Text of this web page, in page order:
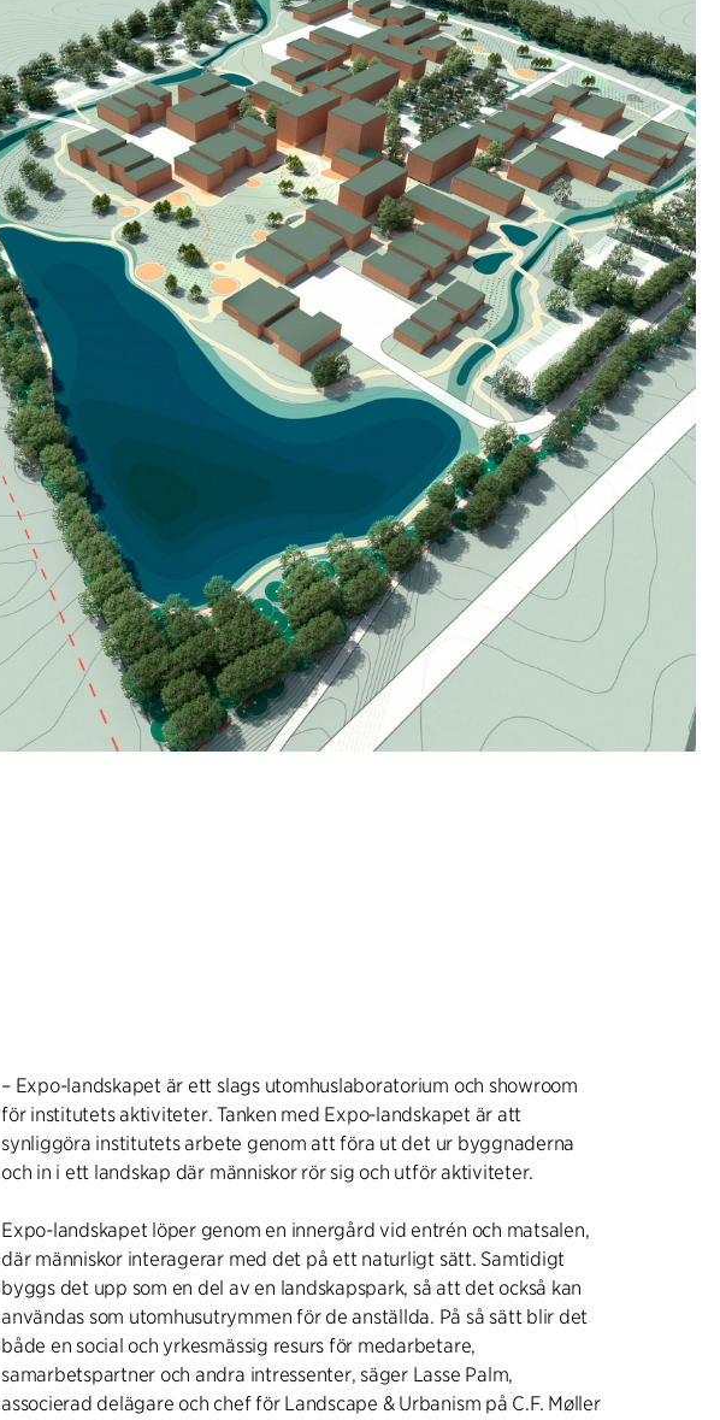
– Expo-landskapet är ett slags utomhuslaboratorium och showroom
för institutets aktiviteter. Tanken med Expo-landskapet är att
synliggöra institutets arbete genom att föra ut det ur byggnaderna
och in i ett landskap där människor rör sig och utför aktiviteter.
Expo-landskapet löper genom en innergård vid entrén och matsalen,
där människor interagerar med det på ett naturligt sätt. Samtidigt
byggs det upp som en del av en landskapspark, så att det också kan
användas som utomhusutrymmen för de anställda. På så sätt blir det
både en social och yrkesmässig resurs för medarbetare,
samarbetspartner och andra intressenter, säger Lasse Palm,
associerad delägare och chef för Landscape & Urbanism på C.F. Møller